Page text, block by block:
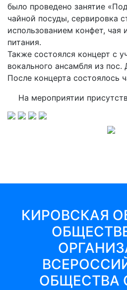
было проведено занятие
чайной посуды, сервировка
использованием конфет, чая
питания.
Также состоялся концерт с
вокального ансамбля из пос.
После концерта состоялось
На мероприятии
КИРОВСКАЯ
ОБЩЕСТВА